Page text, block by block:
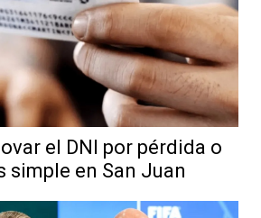
el DNI por pérdida o
simple en San Juan